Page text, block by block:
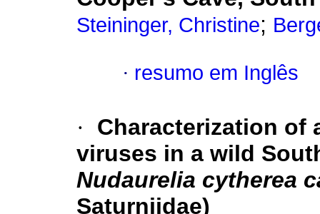
Steininger, Christine;
· resumo em Inglês
·
Characterization of
viruses in a wild
Nudaurelia cytherea
Saturniidae)